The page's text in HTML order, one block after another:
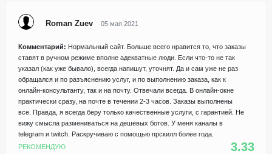
Roman Zuev 05 мая 2021
Комментарий: Нормальный сайт. Больше всего нравится то, что заказы
ставят в ручном режиме вполне адекватные люди. Если что-то не так
указал (как уже бывало), всегда напишут, уточнят. Да и сам уже не раз
обращался и по разъяснению услуг, и по выполнению заказа, как к
онлайн-консультанту, так и на почту. Отвечали всегда. В онлайн-окне
практически сразу, на почте в течении 2-3 часов. Заказы выполнены
все. Правда, я всегда беру только качественные услуги, с гарантией. Не
вижу смысла размениваться на дешевых ботов. У меня каналы в
telegram и twitch. Раскручиваю с помощью прскилл более года.
РЕКОМЕНДУЮ
3.33